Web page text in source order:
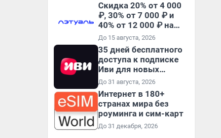
Скидка 20% от 4 000
₽, 30% от 7 000 ₽ и
40% от 12 000 ₽ на
первый и все
повторные заказы по
промокоду ТРЕНД
До 15 августа, 2026
35 дней бесплатного
доступа к подписке
Иви для новых
пользователей
До 31 августа, 2026
Интернет в 180+
странах мира без
роуминга и сим-карт
До 31 декабря, 2026